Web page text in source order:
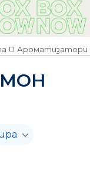
Ароматизатори
МОН